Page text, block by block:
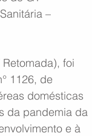
–
foi
1126, de
domésticas
da pandemia da
e à